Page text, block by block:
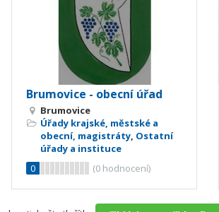
Brumovice - obecní úřad
Brumovice
Úřady krajské, městské a
obecní, magistráty, Ostatní
úřady a instituce
0
(0 hodnocení)